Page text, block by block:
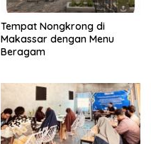
Tempat Nongkrong di
Makassar dengan Menu
Beragam